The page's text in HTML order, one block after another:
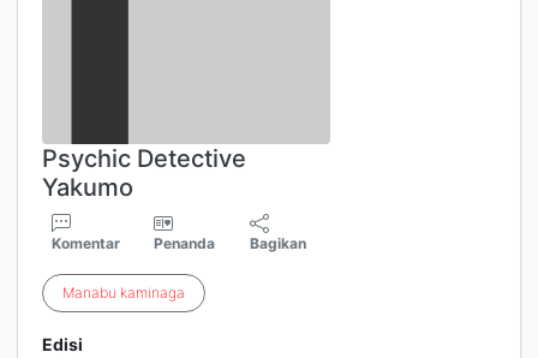
Psychic Detective
Yakumo
Komentar Penanda Bagikan
Manabu kaminaga
Edisi